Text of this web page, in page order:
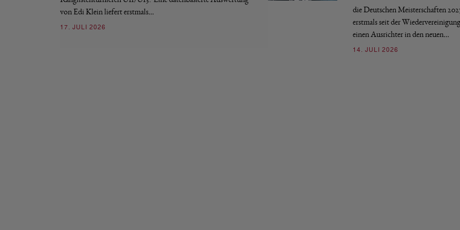
von Edi Klein liefert erstmals…
17. JULI 2026
die Deutschen Meisterschaften
erstmals seit der
einen Ausrichter in den neuen…
14. JULI 2026